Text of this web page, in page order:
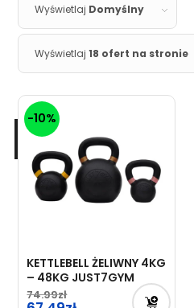
Wyświetlaj Domyślny
Wyświetlaj18 ofert na stronie
-10%
KETTLEBELL ŻELIWNY 4KG
– 48KG JUST7GYM
74.99